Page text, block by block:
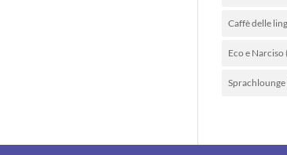
Caffè delle
Eco e Narciso
Sprachlounge